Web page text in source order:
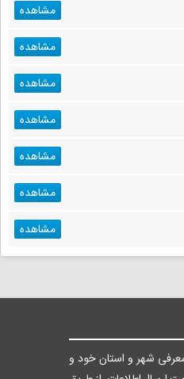
مشاهده
مشاهده
مشاهده
مشاهده
مشاهده
مشاهده
مشاهده
شهر و استان خود و